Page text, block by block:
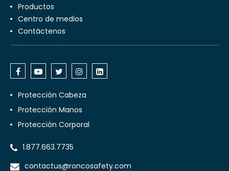
Productos
Centro de medios
Contáctenos
Protección Cabeza
Protección Manos
Protección Corporal
1.877.663.7735
contactus@roncosafety.com